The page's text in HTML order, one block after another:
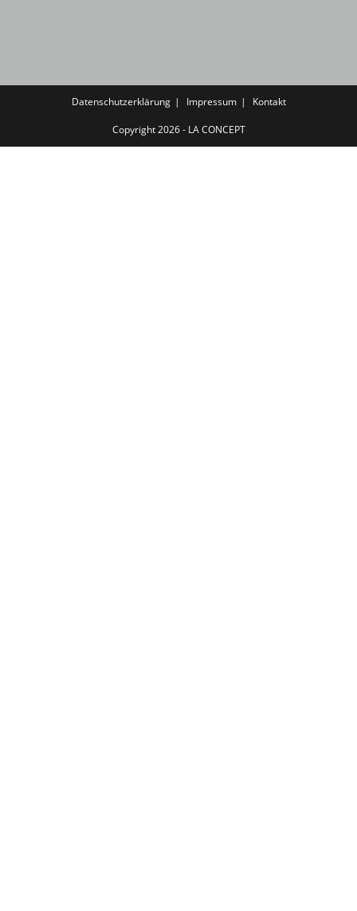
Datenschutzerklärung Impressum Kontakt
Copyright 2026 - LA CONCEPT